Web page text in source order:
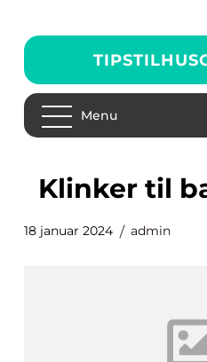
Menu
klinker til
18 januar 2024 admin